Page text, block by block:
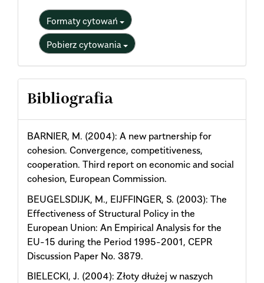
Formaty cytowań
Pobierz cytowania
Bibliografia
BARNIER, M. (2004): A new partnership for
cohesion. Convergence, competitiveness,
cooperation. Third report on economic and social
cohesion, European Commission.
BEUGELSDIJK, M., EIJFFINGER, S. (2003): The
Effectiveness of Structural Policy in the
European Union: An Empirical Analysis for the
EU-15 during the Period 1995-2001, CEPR
Discussion Paper No. 3879.
BIELECKI, J. (2004): Złoty dłużej w naszych